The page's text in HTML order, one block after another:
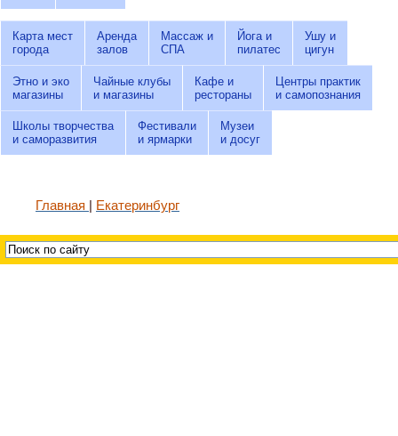
Карта мест
города
Аренда
залов
Массаж и
СПА
Йога и
пилатес
Ушу и
цигун
Этно и эко
магазины
Чайные клубы
и магазины
Кафе и
рестораны
Центры практик
и самопознания
Школы творчества
и саморазвития
Фестивали
и ярмарки
Музеи
и досуг
Главная Екатеринбург